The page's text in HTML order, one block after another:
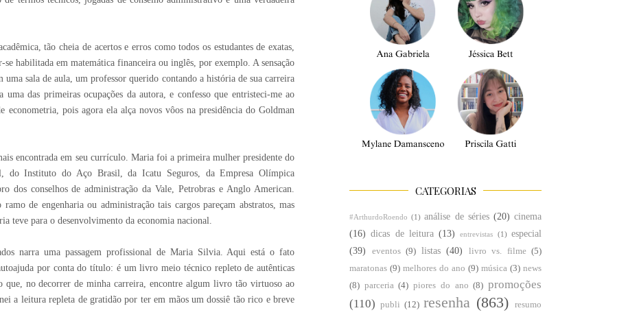
tão cheia de acertos e erros como todos os estudantes de exatas,
habilitada em matemática financeira ou inglês, por exemplo. A sensação
uma sala de aula, um professor querido contando a história de sua carreira
das primeiras ocupações da autora, e confesso que entristeci-me ao
econometria, pois agora ela alça novos vôos na presidência do Goldman
encontrada em seu currículo. Maria foi a primeira mulher presidente do
do Instituto do Aço Brasil, da Icatu Seguros, da Empresa Olímpica
dos conselhos de administração da Vale, Petrobras e Anglo American.
de engenharia ou administração tais cargos pareçam abstratos, mas
teve para o desenvolvimento da economia nacional.
narra uma passagem profissional de Maria Silvia. Aqui está o fato
por conta do título: é um livro meio técnico repleto de autênticas
que, no decorrer de minha carreira, encontre algum livro tão virtuoso ao
a leitura repleta de gratidão por ter em mãos um dossiê tão rico e breve
CATEGORIAS
#ArthurdoRoendo (1) análise de séries (20) cinema
(16) dicas de leitura (13) entrevistas (1) especial
(39)
eventos (9) listas (40) livro vs. filme (5)
maratonas (9) melhores do ano (9) música (3) news
(8) parceria (4) piores do ano (8) promoções
(110) publi (12) resenha (863)
resumo